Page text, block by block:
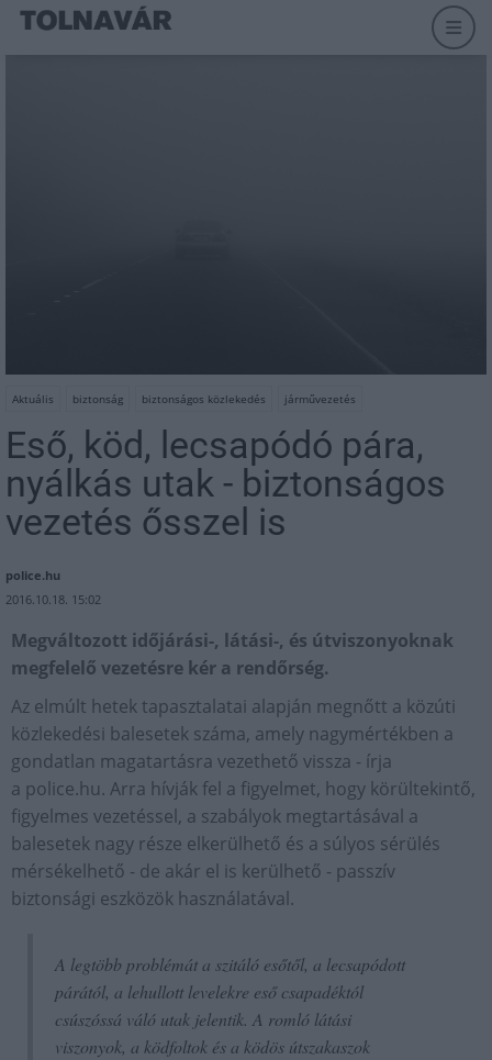
Aktuális biztonság biztonságos közlekedés járművezetés
Eső, köd, lecsapódó pára,
nyálkás utak - biztonságos
vezetés ősszel is
police.hu
2016.10.18. 15:02
Megváltozott időjárási-, látási-, és útviszonyoknak
megfelelő vezetésre kér a rendőrség.
Az elmúlt hetek tapasztalatai alapján megnőtt a közúti
közlekedési balesetek száma, amely nagymértékben a
gondatlan magatartásra vezethető vissza - írja
a police.hu. Arra hívják fel a figyelmet, hogy körültekintő,
figyelmes vezetéssel, a szabályok megtartásával a
balesetek nagy része elkerülhető és a súlyos sérülés
mérsékelhető - de akár el is kerülhető - passzív
biztonsági eszközök használatával.
A legtöbb problémát a szitáló esőtől, a lecsapódott
párától, a lehullott levelekre eső csapadéktól
csúszóssá váló utak jelentik. A romló látási
viszonyok, a ködfoltok és a ködös útszakaszok